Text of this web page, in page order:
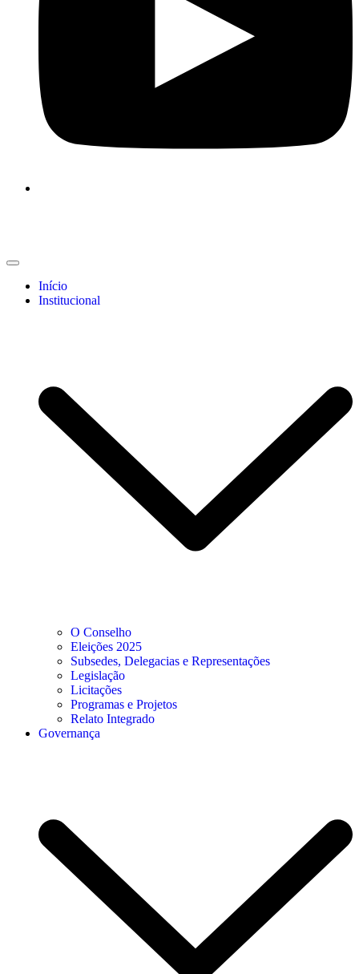
Início
Institucional
O Conselho
Eleições 2025
Subsedes, Delegacias e Representações
Legislação
Licitações
Programas e Projetos
Relato Integrado
Governança